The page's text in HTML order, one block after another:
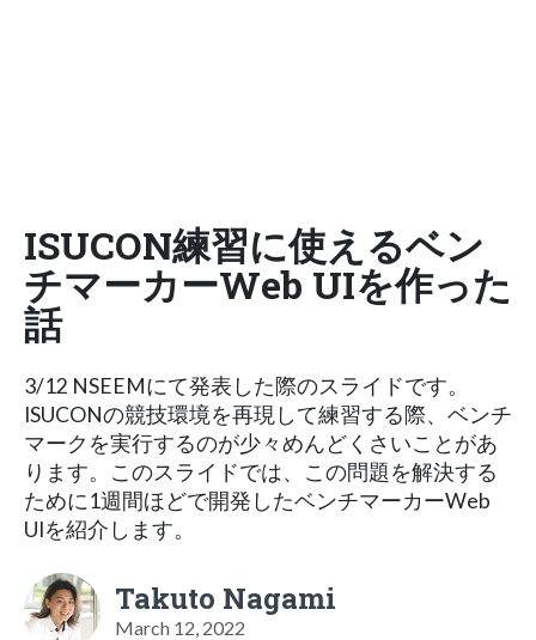
ISUCON練習に使えるベン
チマーカーWeb UIを作った
話
3/12 NSEEMにて発表した際のスライドです。
ISUCONの競技環境を再現して練習する際、ベンチ
マークを実行するのが少々めんどくさいことがあ
ります。このスライドでは、この問題を解決する
ために1週間ほどで開発したベンチマーカーWeb
UIを紹介します。
Takuto Nagami
March 12, 2022